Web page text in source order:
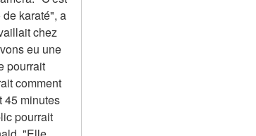
karaté", a
chez
eu une
pourrait
comment
45 minutes
pourrait